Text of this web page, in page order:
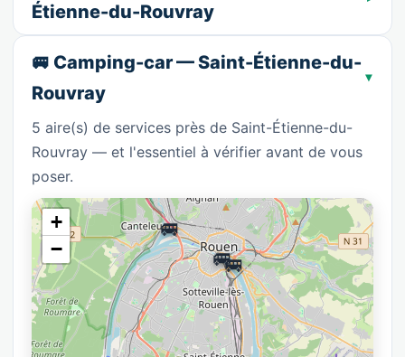
Étienne-du-Rouvray
🚐 Camping-car — Saint-Étienne-du-
Rouvray
5 aire(s) de services près de Saint-Étienne-du-
Rouvray — et l'essentiel à vérifier avant de vous
poser.
🚐
🚐
🚐
+
−